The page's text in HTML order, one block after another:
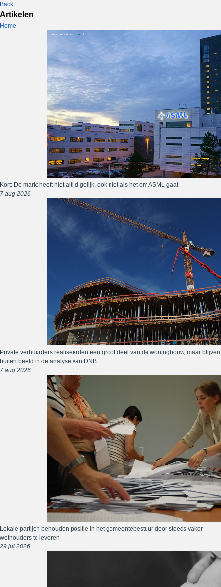
Back
Artikelen
Home
Kort: De markt heeft niet altijd gelijk, ook niet als het om ASML gaat
7 aug 2026
Private verhuurders realiseerden een groot deel van de woningbouw, maar blijven
buiten beeld in de analyse van DNB
7 aug 2026
Lokale partijen behouden positie in het gemeentebestuur door steeds vaker
wethouders te leveren
29 jul 2026